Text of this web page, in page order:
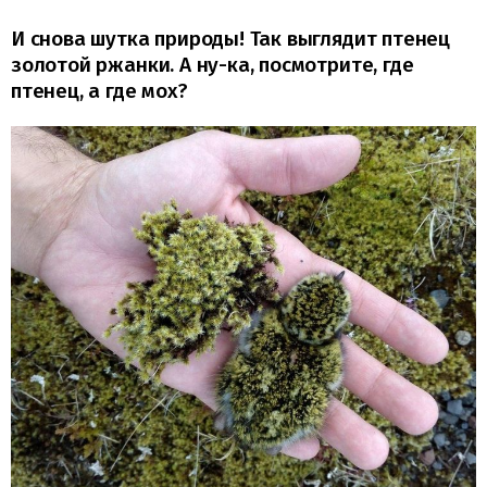
И снова шутка природы! Так выглядит птенец
золотой ржанки. А ну-ка, посмотрите, где
птенец, а где мох?